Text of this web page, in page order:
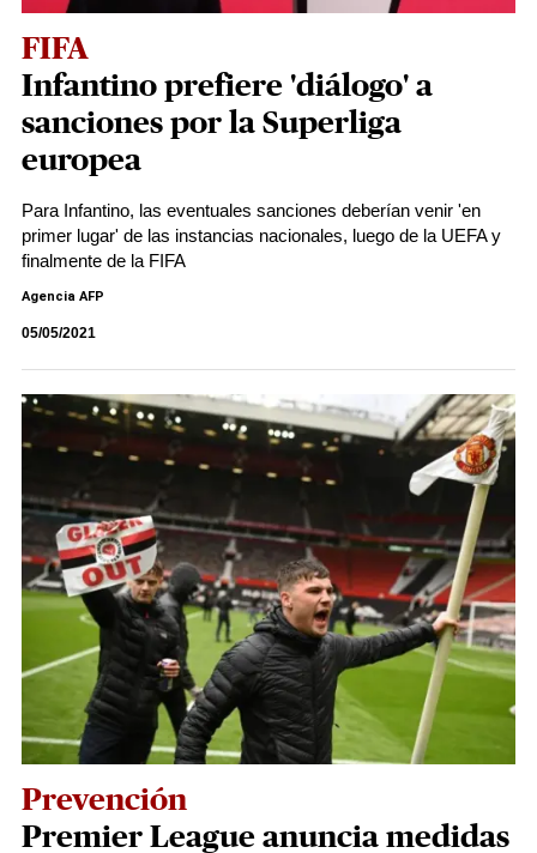
FIFA
Infantino prefiere 'diálogo' a
sanciones por la Superliga
europea
Para Infantino, las eventuales sanciones deberían venir 'en
primer lugar' de las instancias nacionales, luego de la UEFA y
finalmente de la FIFA
Agencia AFP
05/05/2021
Prevención
Premier League anuncia medidas